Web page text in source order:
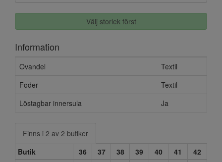
Välj storlek först
Information
Ovandel
Textil
Foder
Textil
Löstagbar innersula
Ja
Finns i 2 av 2 butiker
Butik
36 37 38 39 40 41
42